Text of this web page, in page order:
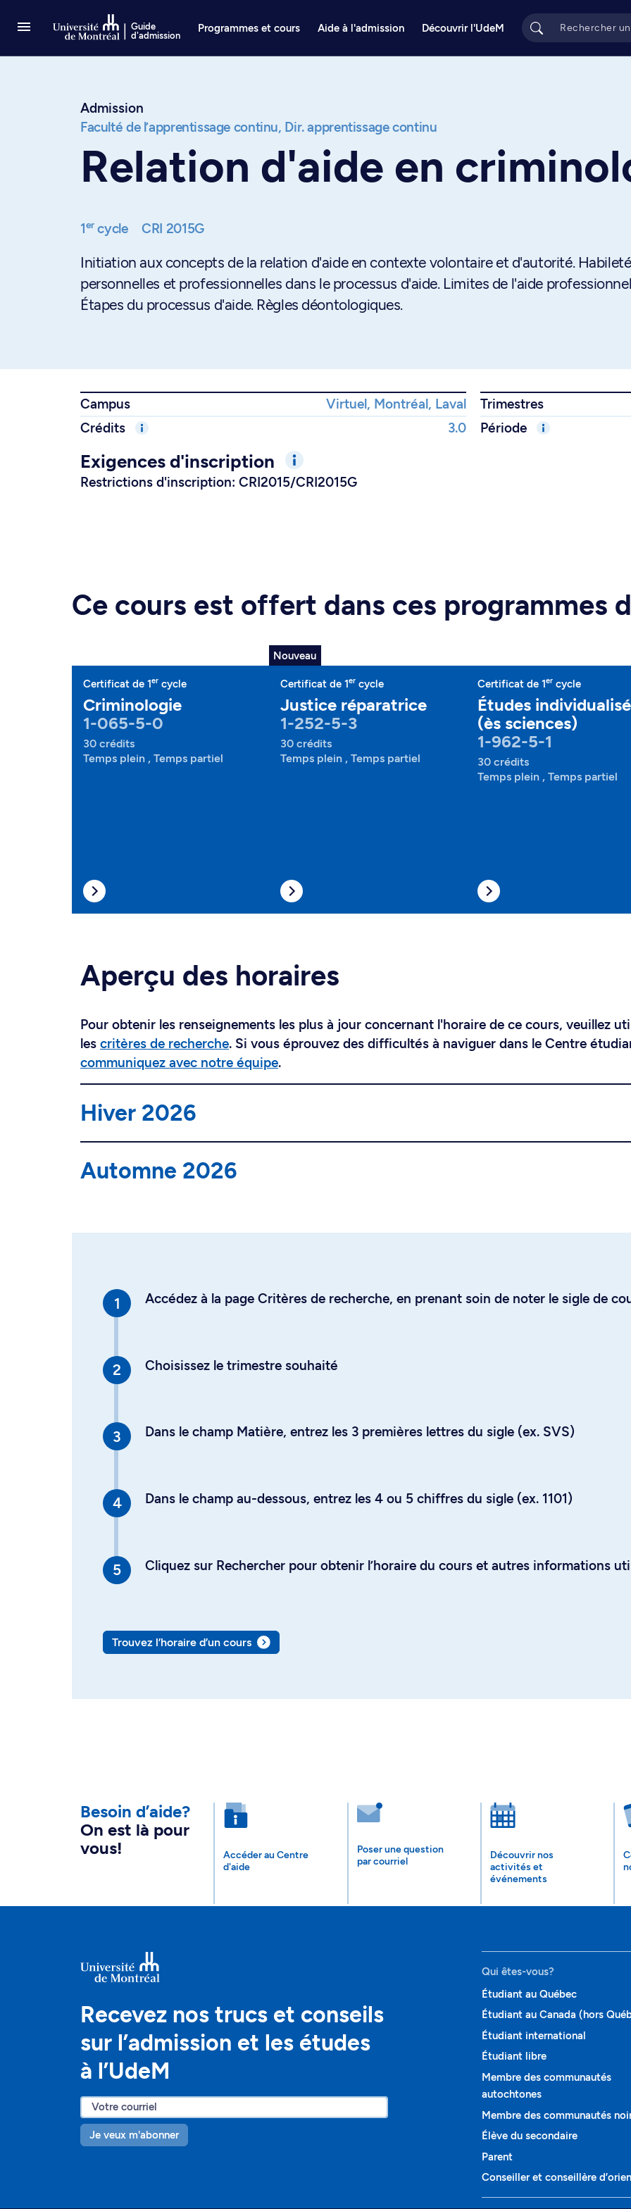
Guide
d'admission
Programmes et cours Aide à l'admission Découvrir l'UdeM
Admission
Faculté de l’apprentissage continu, Dir. apprentissage continu
Relation d'aide en
1ercycle CRI 2015G
Initiation aux concepts de la relation d'aide en contexte volontaire et d'autorité.
personnelles et professionnelles dans le processus d'aide. Limites de l'aide
Étapes du processus d'aide. Règles déontologiques.
Campus Virtuel, Montréal, Laval
Trimestres
Crédits
3.0 Période
Exigences d'inscription
Restrictions d'inscription: CRI2015/CRI2015G
Ce cours est offert dans ces programmes
Certificat de 1er cycle
Criminologie
1-065-5-0
30 crédits
Temps plein , Temps partiel
Nouveau
Certificat de 1er cycle
Justice réparatrice
1-252-5-3
30 crédits
Temps plein , Temps partiel
Certificat de 1er cycle
Études
(ès sciences)
1-962-5-1
30 crédits
Temps plein , Temps partiel
Aperçu des horaires
Pour obtenir les renseignements les plus à jour concernant l'horaire de ce cours, veuillez
les critères de recherche. Si vous éprouvez des difficultés à naviguer dans le Centre
communiquez avec notre équipe.
Hiver 2026
Automne 2026
Accédez à la page Critères de recherche, en prenant soin de noter le sigle de
Choisissez le trimestre souhaité
Dans le champ Matière, entrez les 3 premières lettres du sigle (ex. SVS)
Dans le champ au-dessous, entrez les 4 ou 5 chiffres du sigle (ex. 1101)
Cliquez sur Rechercher pour obtenir l’horaire du cours et autres informations
Trouvez l’horaire d’un cours
Besoin d’aide?
On est là pour
vous!
Accéder au Centre
d'aide
Poser une question
par courriel
Découvrir nos
activités et
événements
Recevez nos trucs et conseils
sur l’admission et les études
à l’UdeM
Je veux m'abonner
Qui êtes-vous?
Étudiant au Québec
Étudiant au Canada (hors
Étudiant international
Étudiant libre
Membre des communautés
autochtones
Membre des communautés
Élève du secondaire
Parent
Conseiller et conseillère